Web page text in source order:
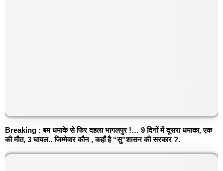
Breaking : बम धमाके से फिर दहला भागलपुर !… 9 दिनों में दूसरा धमाका, एक
की मौत, 3 घायल.. जिम्मेवार कौन , कहाँ है “सु”शासन की सरकार ?.